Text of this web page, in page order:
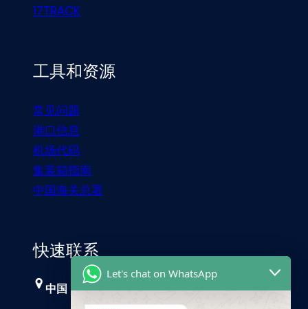
17TRACK
工具和资源
常见问题
港口信息
机场代码
集装箱指南
中国海关总署
快速联系
中国，广州
Let's chat on WhatsApp